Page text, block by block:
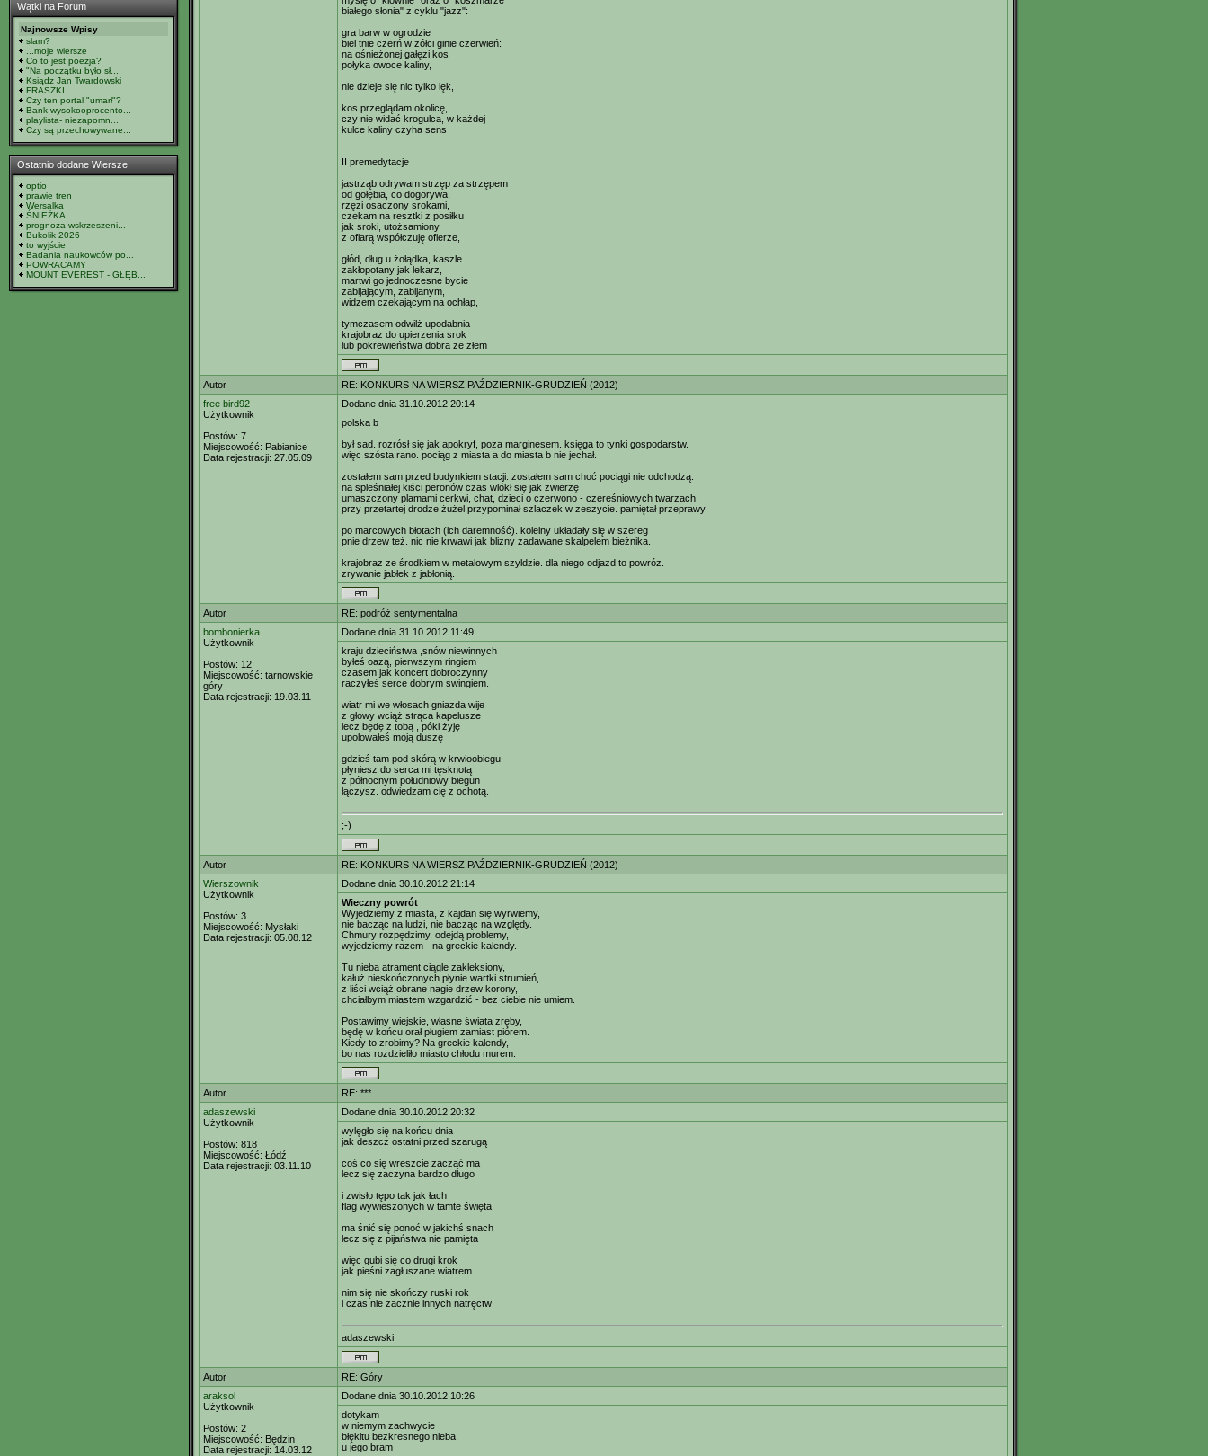
Wątki na Forum
Najnowsze Wpisy
slam?
...moje wiersze
Co to jest poezja?
"Na początku było sł...
Ksiądz Jan Twardowski
FRASZKI
Czy ten portal "umarł"?
Bank wysokooprocento...
playlista- niezapomn...
Czy są przechowywane...
Ostatnio dodane Wiersze
optio
prawie tren
Wersalka
ŚNIEŻKA
prognoza wskrzeszeni...
Bukolik 2026
to wyjście
Badania naukowców po...
POWRACAMY
MOUNT EVEREST - GŁĘB...
białego słonia" z cyklu "jazz":
gra barw w ogrodzie
biel tnie czerń w żółci ginie czerwień:
na ośnieżonej gałęzi kos
połyka owoce kaliny,
nie dzieje się nic tylko lęk,
kos przeglądam okolicę,
czy nie widać krogulca, w każdej
kulce kaliny czyha sens
II premedytacje
jastrząb odrywam strzęp za strzępem
od gołębia, co dogorywa,
rzęzi osaczony srokami,
czekam na resztki z posiłku
jak sroki, utożsamiony
z ofiarą współczuję ofierze,
głód, dług u żołądka, kaszle
zakłopotany jak lekarz,
martwi go jednoczesne bycie
zabijającym, zabijanym,
widzem czekającym na ochłap,
tymczasem odwilż upodabnia
krajobraz do upierzenia srok
lub pokrewieństwa dobra ze złem
Autor
RE: KONKURS NA WIERSZ PAŹDZIERNIK-GRUDZIEŃ (2012)
free bird92
Użytkownik
Postów: 7
Miejscowość: Pabianice
Data rejestracji: 27.05.09
Dodane dnia 31.10.2012 20:14
polska b
był sad. rozrósł się jak apokryf, poza marginesem. księga to tynki gospodarstw.
więc szósta rano. pociąg z miasta a do miasta b nie jechał.
zostałem sam przed budynkiem stacji. zostałem sam choć pociągi nie odchodzą.
na spleśniałej kiści peronów czas wlókł się jak zwierzę
umaszczony plamami cerkwi, chat, dzieci o czerwono - czereśniowych twarzach.
przy przetartej drodze żużel przypominał szlaczek w zeszycie. pamiętał przeprawy
po marcowych błotach (ich daremność). koleiny układały się w szereg
pnie drzew też. nic nie krwawi jak blizny zadawane skalpelem bieżnika.
krajobraz ze środkiem w metalowym szyldzie. dla niego odjazd to powróz.
zrywanie jabłek z jabłonią.
Autor
RE: podróż sentymentalna
bombonierka
Użytkownik
Postów: 12
Miejscowość: tarnowskie
góry
Data rejestracji: 19.03.11
Dodane dnia 31.10.2012 11:49
kraju dzieciństwa ,snów niewinnych
byłeś oazą, pierwszym ringiem
czasem jak koncert dobroczynny
raczyłeś serce dobrym swingiem.
wiatr mi we włosach gniazda wije
z głowy wciąż strąca kapelusze
lecz będę z tobą , póki żyję
upolowałeś moją duszę
gdzieś tam pod skórą w krwioobiegu
płyniesz do serca mi tęsknotą
z północnym południowy biegun
łączysz. odwiedzam cię z ochotą.
;-)
Autor
RE: KONKURS NA WIERSZ PAŹDZIERNIK-GRUDZIEŃ (2012)
Wierszownik
Użytkownik
Postów: 3
Miejscowość: Mysłaki
Data rejestracji: 05.08.12
Dodane dnia 30.10.2012 21:14
Wieczny powrót
Wyjedziemy z miasta, z kajdan się wyrwiemy,
nie bacząc na ludzi, nie bacząc na względy.
Chmury rozpędzimy, odejdą problemy,
wyjedziemy razem - na greckie kalendy.
Tu nieba atrament ciągle zakleksiony,
kałuż nieskończonych płynie wartki strumień,
z liści wciąż obrane nagie drzew korony,
chciałbym miastem wzgardzić - bez ciebie nie umiem.
Postawimy wiejskie, własne świata zręby,
będę w końcu orał pługiem zamiast piórem.
Kiedy to zrobimy? Na greckie kalendy,
bo nas rozdzieliło miasto chłodu murem.
Autor
RE: ***
adaszewski
Użytkownik
Postów: 818
Miejscowość: Łódź
Data rejestracji: 03.11.10
Dodane dnia 30.10.2012 20:32
wylęgło się na końcu dnia
jak deszcz ostatni przed szarugą
coś co się wreszcie zacząć ma
lecz się zaczyna bardzo długo
i zwisło tępo tak jak łach
flag wywieszonych w tamte święta
ma śnić się ponoć w jakichś snach
lecz się z pijaństwa nie pamięta
więc gubi się co drugi krok
jak pieśni zagłuszane wiatrem
nim się nie skończy ruski rok
i czas nie zacznie innych natręctw
adaszewski
Autor
RE: Góry
araksol
Użytkownik
Postów: 2
Miejscowość: Będzin
Data rejestracji: 14.03.12
Dodane dnia 30.10.2012 10:26
dotykam
w niemym zachwycie
błękitu bezkresnego nieba
u jego bram